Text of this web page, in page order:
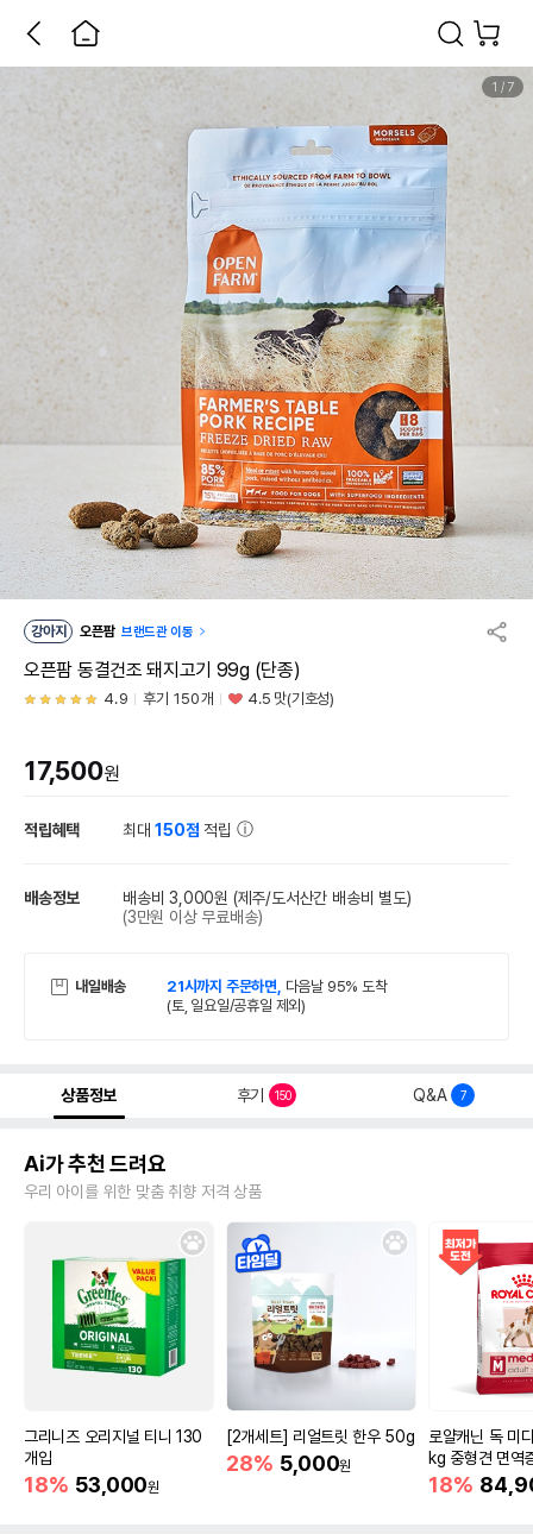
1 / 7
강아지 오픈팜 브랜드관 이동
오픈팜 동결건조 돼지고기 99g (단종)
4.9 후기 150개 4.5 맛(기호성)
17,500원
적립혜택 최대150점 적립
배송정보 배송비 3,000원 (제주/도서산간 배송비 별도)
(3만원 이상 무료배송)
내일배송 21시까지 주문하면, 다음날 95% 도착
(토, 일요일/공휴일 제외)
상품정보 후기 150 Q&A 7
Ai가 추천 드려요
우리 아이를 위한 맞춤 취향 저격 상품
그리니즈 오리지널 티니 130
개입
18% 53,000원
[2개세트] 리얼트릿 한우 50g
28% 5,000원
로얄캐닌 독 미
kg 중형견 면역
18%